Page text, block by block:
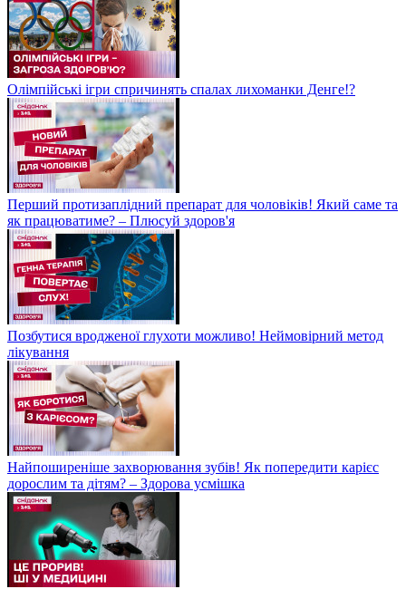
Олімпійські ігри спричинять спалах лихоманки Денге!?
Перший протизаплідний препарат для чоловіків! Який саме та
як працюватиме? – Плюсуй здоров'я
Позбутися вродженої глухоти можливо! Неймовірний метод
лікування
Найпоширеніше захворювання зубів! Як попередити карієс
дорослим та дітям? – Здорова усмішка